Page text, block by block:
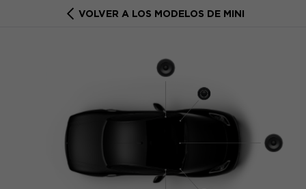
VOLVER A LOS MODELOS DE MINI